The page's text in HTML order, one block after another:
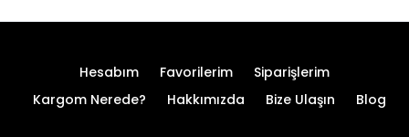
Hesabım Favorilerim
Siparişlerim
Kargom Nerede?
Hakkımızda Bize Ulaşın Blog